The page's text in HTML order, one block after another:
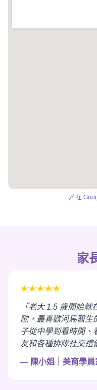
🔗 在
家
★★★★★
「老大 1.5 歲開始
歌，最喜歡河馬醫生
子從中學到看時間、
友和各種排隊社交禮
— 陳小姐｜美育學員